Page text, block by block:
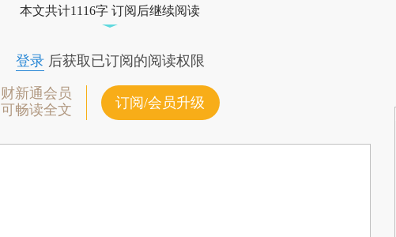
本文共计1116字 订阅后继续阅读
登录后获取已订阅的阅读权限
财新通会员
可畅读全文
订阅/会员升级